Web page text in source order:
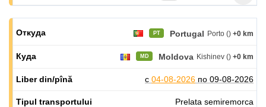
PT Portugal Porto () +0 km
MD Moldova Kishinev () +0 km
с 04-08-2026 по 09-08-2026
Prelata semiremorca